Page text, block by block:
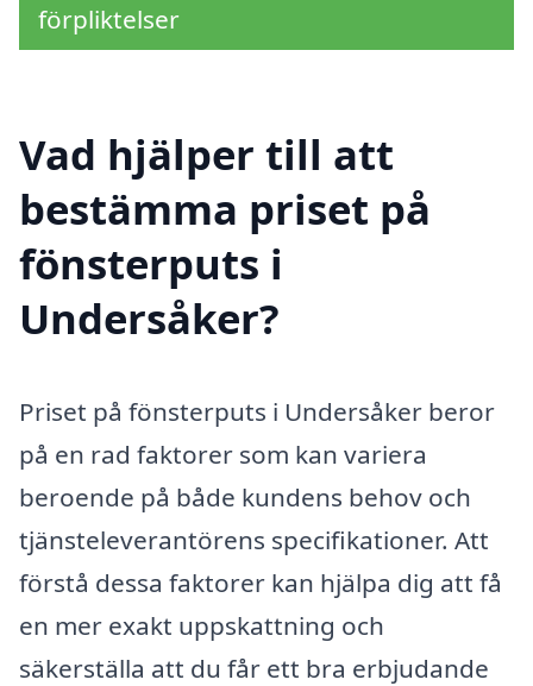
förpliktelser
Vad hjälper till att
bestämma priset på
fönsterputs i
Undersåker?
Priset på fönsterputs i Undersåker beror
på en rad faktorer som kan variera
beroende på både kundens behov och
tjänsteleverantörens specifikationer. Att
förstå dessa faktorer kan hjälpa dig att få
en mer exakt uppskattning och
säkerställa att du får ett bra erbjudande